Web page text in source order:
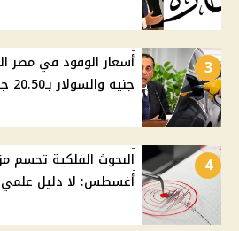
3
جنيه والسولار بـ20.50 جنيه
4
أغسطس: لا دليل علمي